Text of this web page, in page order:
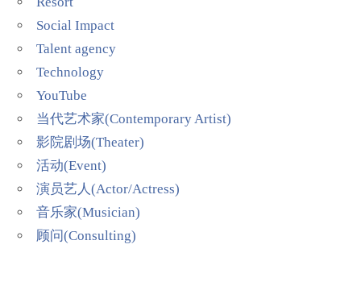
Social Impact
Talent agency
Technology
YouTube
当代艺术家(Contemporary Artist)
影院剧场(Theater)
活动(Event)
演员艺人(Actor/Actress)
音乐家(Musician)
顾问(Consulting)